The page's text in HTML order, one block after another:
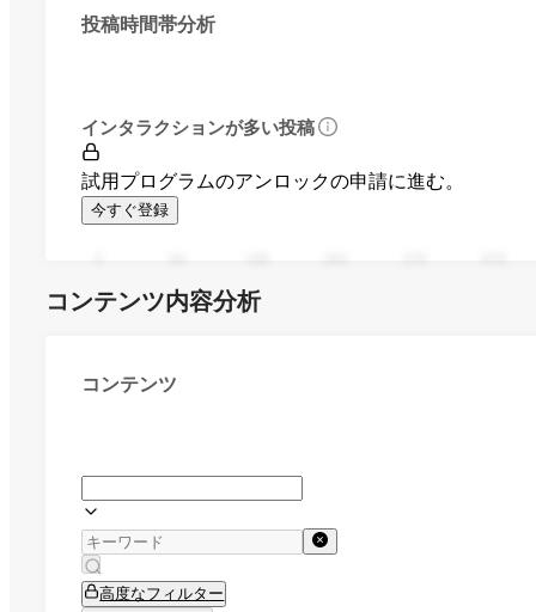
投稿時間帯分析
インタラクションが多い投稿
試用プログラムのアンロックの申請に進む。
今すぐ登録
コンテンツ内容分析
コンテンツ
高度なフィルター